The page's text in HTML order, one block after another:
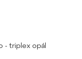
- triplex opál